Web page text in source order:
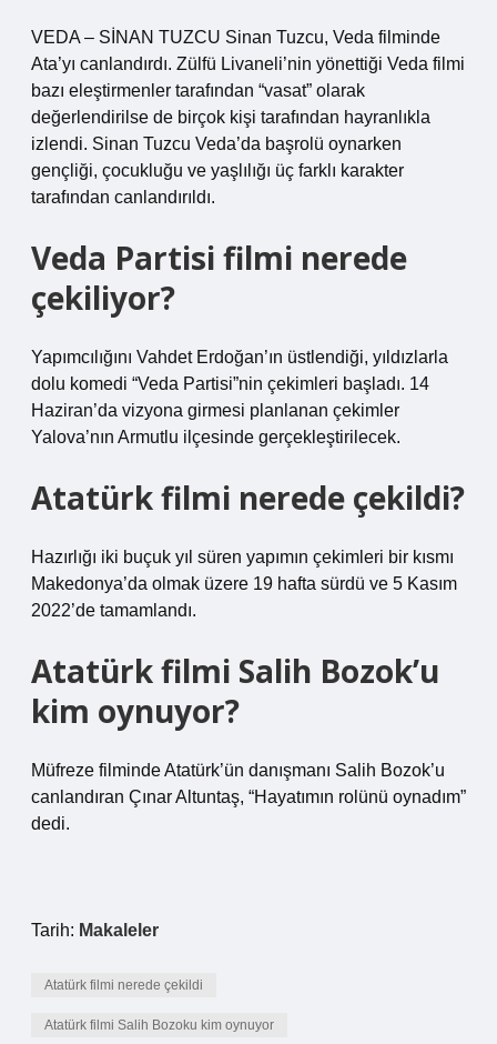
VEDA – SİNAN TUZCU Sinan Tuzcu, Veda filminde
Ata’yı canlandırdı. Zülfü Livaneli’nin yönettiği Veda filmi
bazı eleştirmenler tarafından “vasat” olarak
değerlendirilse de birçok kişi tarafından hayranlıkla
izlendi. Sinan Tuzcu Veda’da başrolü oynarken
gençliği, çocukluğu ve yaşlılığı üç farklı karakter
tarafından canlandırıldı.
Veda Partisi filmi nerede
çekiliyor?
Yapımcılığını Vahdet Erdoğan’ın üstlendiği, yıldızlarla
dolu komedi “Veda Partisi”nin çekimleri başladı. 14
Haziran’da vizyona girmesi planlanan çekimler
Yalova’nın Armutlu ilçesinde gerçekleştirilecek.
Atatürk filmi nerede çekildi?
Hazırlığı iki buçuk yıl süren yapımın çekimleri bir kısmı
Makedonya’da olmak üzere 19 hafta sürdü ve 5 Kasım
2022’de tamamlandı.
Atatürk filmi Salih Bozok’u
kim oynuyor?
Müfreze filminde Atatürk’ün danışmanı Salih Bozok’u
canlandıran Çınar Altuntaş, “Hayatımın rolünü oynadım”
dedi.
Tarih: Makaleler
Atatürk filmi nerede çekildi
Atatürk filmi Salih Bozoku kim oynuyor